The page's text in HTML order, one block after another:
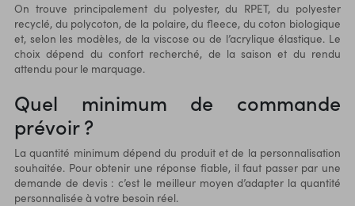
On trouve principalement du polyester, du RPET, du polyester
recyclé, du polycoton, de la polaire, du fleece, du coton biologique
et, selon les modèles, de la viscose ou de l’acrylique élastique. Le
choix dépend du confort recherché, de la saison et du rendu
attendu pour le marquage.
Quel minimum de commande
prévoir ?
La quantité minimum dépend du produit et de la personnalisation
souhaitée. Pour obtenir une réponse fiable, il faut passer par une
demande de devis : c’est le meilleur moyen d’adapter la quantité
personnalisée à votre besoin réel.